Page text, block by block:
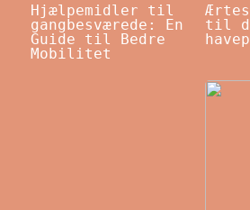
Hjælpemidler til
gangbesværede: En
Guide til Bedre
Mobilitet
til